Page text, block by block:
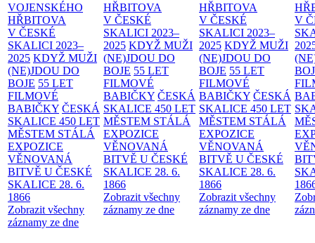
VOJENSKÉHO
HŘBITOVA
V ČESKÉ
SKALICI 2023–
2025 KDYŽ MUŽI
(NE)JDOU DO
BOJE 55 LET
FILMOVÉ
BABIČKY ČESKÁ
SKALICE 450 LET
MĚSTEM STÁLÁ
EXPOZICE
VĚNOVANÁ
BITVĚ U ČESKÉ
SKALICE 28. 6.
1866
Zobrazit všechny
záznamy ze dne
HŘBITOVA
V ČESKÉ
SKALICI 2023–
2025 KDYŽ MUŽI
(NE)JDOU DO
BOJE 55 LET
FILMOVÉ
BABIČKY ČESKÁ
SKALICE 450 LET
MĚSTEM STÁLÁ
EXPOZICE
VĚNOVANÁ
BITVĚ U ČESKÉ
SKALICE 28. 6.
1866
Zobrazit všechny
záznamy ze dne
HŘBITOVA
V ČESKÉ
SKALICI 2023–
2025 KDYŽ MUŽI
(NE)JDOU DO
BOJE 55 LET
FILMOVÉ
BABIČKY ČESKÁ
SKALICE 450 LET
MĚSTEM STÁLÁ
EXPOZICE
VĚNOVANÁ
BITVĚ U ČESKÉ
SKALICE 28. 6.
1866
Zobrazit všechny
záznamy ze dne
V